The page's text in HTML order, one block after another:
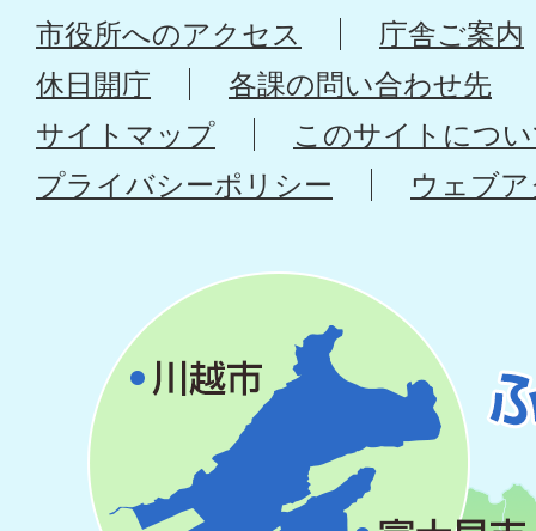
市役所へのアクセス
庁舎ご案内
休日開庁
各課の問い合わせ先
サイトマップ
このサイトにつ
プライバシーポリシー
ウェブ